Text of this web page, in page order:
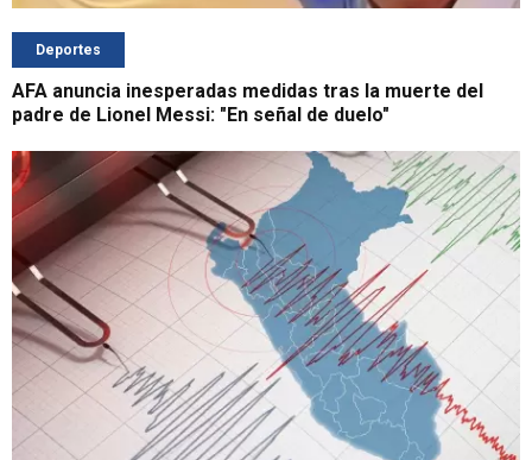
Deportes
AFA anuncia inesperadas medidas tras la muerte del
padre de Lionel Messi: "En señal de duelo"